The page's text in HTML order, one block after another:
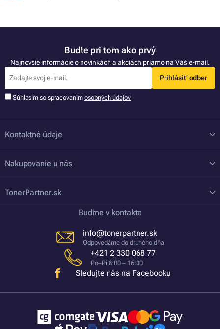
Buďte pri tom ako prvý
Najnovšie informácie o novinkách a akciách priamo na Váš e-mail.
Prihlásiť odber
Súhlasím so spracovaním osobných údajov
Kontaktné údaje
Nakupovanie u nás
TonerPartner.sk
Buďme v kontakte
info@tonerpartner.sk
Odpovedáme do druhého dňa
+421 2 330 068 77
Po–Pi 8:00 – 16:00
Sledujte nás na Facebooku